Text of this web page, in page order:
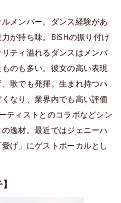
メンバー。ダンス経験があ
が持ち味。BiSHの振り付け
ティ溢れるダンスはメンバ
のも多い。彼女の高い表現
歌でも発揮。生まれ持つハ
なり、業界内でも高い評価
ティストとのコラボなどシン
逸材。最近ではジェニーハ
げ」にゲストボーカルとし